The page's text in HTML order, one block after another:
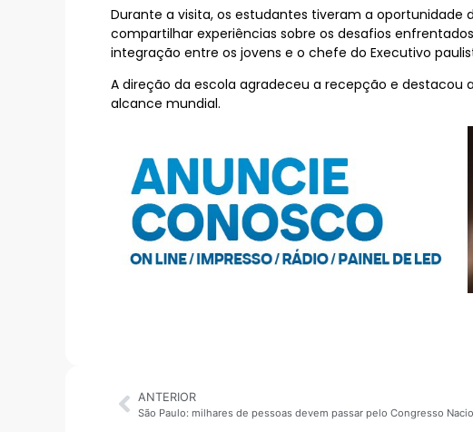
Durante a visita, os estudantes tiveram a
compartilhar experiências sobre os desafios
integração entre os jovens e o chefe do Executivo
A direção da escola agradeceu a recepção e
alcance mundial.
ANTERIOR